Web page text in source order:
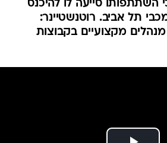
השתתפותו סייעה לו להיכנס
תל אביב. רוטנשטיינר:
מקצועיים בקבוצות